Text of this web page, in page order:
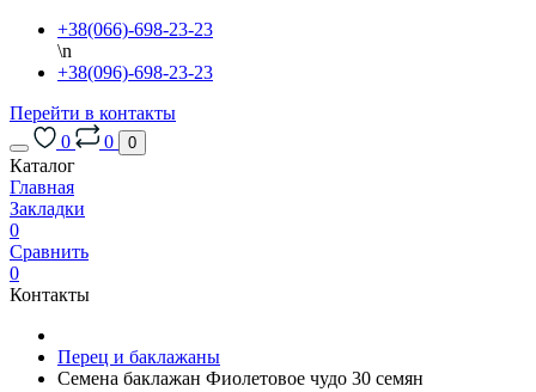
+38(066)-698-23-23
\n
+38(096)-698-23-23
Перейти в контакты
0
0 0
Каталог
Главная
Закладки
0
Сравнить
0
Контакты
Перец и баклажаны
Семена баклажан Фиолетовое чудо 30 семян